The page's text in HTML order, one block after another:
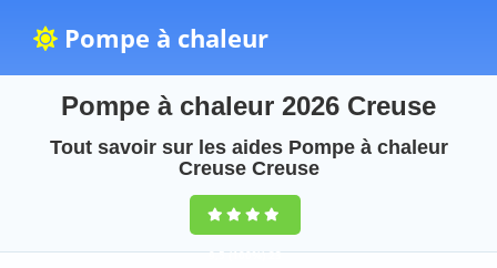
Pompe à chaleur
Pompe à chaleur 2026 Creuse
Tout savoir sur les aides Pompe à chaleur
Creuse Creuse
9,5(100%)23